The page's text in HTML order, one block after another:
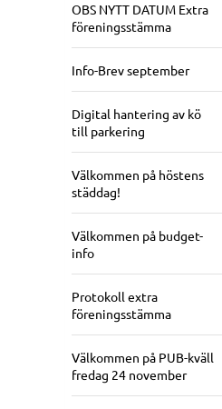
OBS NYTT DATUM Extra
föreningsstämma
Info-Brev september
Digital hantering av kö
till parkering
Välkommen på höstens
städdag!
Välkommen på budget-
info
Protokoll extra
föreningsstämma
Välkommen på PUB-kväll
fredag 24 november